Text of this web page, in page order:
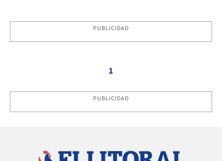
PUBLICIDAD
1
PUBLICIDAD